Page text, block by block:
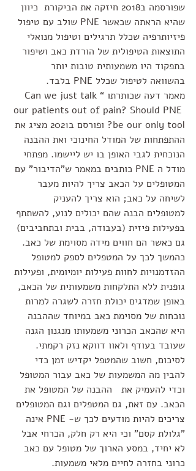
שפורסמה ב2018 חיזקה את הביקורת  כיוון
שהיא הראתה שכאשר PNE שולב עם טיפול
פיזיותרפיה שכלל תרגילים וטיפול מנואלי
התוצאות הטיפולית של הורדת כאב ושיפור
בתפקוד היו משמעותית טובות יותר
בהשוואה לטיפול שכלל PNE בלבד.
מאמר דעה שכותרתו “Can we just talk
our patients out of pain? Should PNE
be our only tool? ופורסם ב2021 מציג את
ההתפתחות של המודל החינוכי ואת ההבנה
הנוכחית לגבי האופן בו יש ליישמו. מפתחי
מודל ה PNE כותבים במאמר ש"הדיבור" עם
המטופלים על הכאב צריך להיות מעבר
לשיחה על כאב; הוא צריך להעניק
למטופלים הבנה שהם יכולים לנוע, להשתתף
בפעילות פיזית (בעבודה, בבית ובתחביבים)
גם כאשר הם חווים מידה מסוימת של כאב.
כהמשך לכך על המטפלים לספק למטופל
ההזדמנויות לחוות פעילות יומיומית, ופעילות
גופנית ללא התלקחות משמעותית של הכאב,
באופן שמדגים יכולת חזרה לשגרה למרות
נוכחות של מסוימת כאב במיוחד שההבנה
היא שהכאב הכרוני משמעותו מנגנון הגנה
שעובד בעודף ולאוו דווקא נזק רקמתי.
לסיכום, חשוב שהמטפל יקדיש זמן כדי
להבין מה המשמעות של כאב עבור המטופל
וכדי להעמיק את   ההבנה של המטופל את
הכאב. עם זאת, גם המטפלים וגם המטופלים
צריכים להיות מודעים לכך ש- PNE אינה
"גלולת קסם" וכי היא רק חלק, הכרחי אבל
לא יחיד, במסע הארוך של מטופל עם כאב
כרוני בחזרה לחיים מלאי משמעות.